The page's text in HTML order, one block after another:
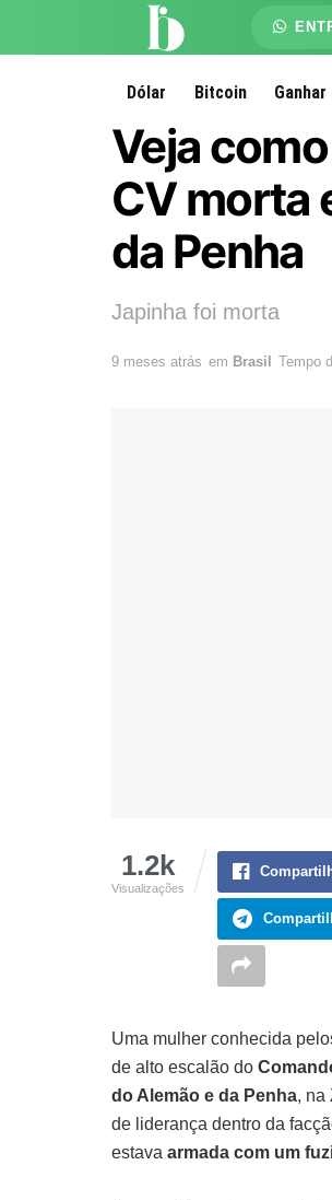
Dólar Bitcoin
Veja
CV morta
da Penha
Japinha foi morta
9 meses atrás em Brasil Tempo
1.2k
Visualizações
Uma mulher conhecida
de alto escalão do
do Alemão e da Penha, na
de liderança dentro da
estava armada com um